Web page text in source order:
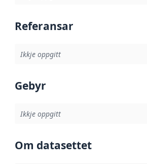
Referansar
Ikkje oppgitt
Gebyr
Ikkje oppgitt
Om datasettet